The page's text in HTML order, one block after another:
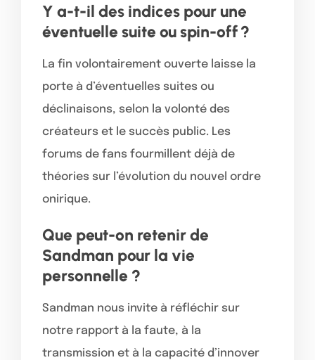
Y a-t-il des indices pour une
éventuelle suite ou spin-off ?
La fin volontairement ouverte laisse la
porte à d’éventuelles suites ou
déclinaisons, selon la volonté des
créateurs et le succès public. Les
forums de fans fourmillent déjà de
théories sur l’évolution du nouvel ordre
onirique.
Que peut-on retenir de
Sandman pour la vie
personnelle ?
Sandman nous invite à réfléchir sur
notre rapport à la faute, à la
transmission et à la capacité d’innover